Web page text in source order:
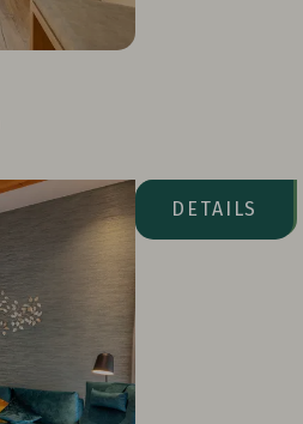
DETAILS
Seeseite